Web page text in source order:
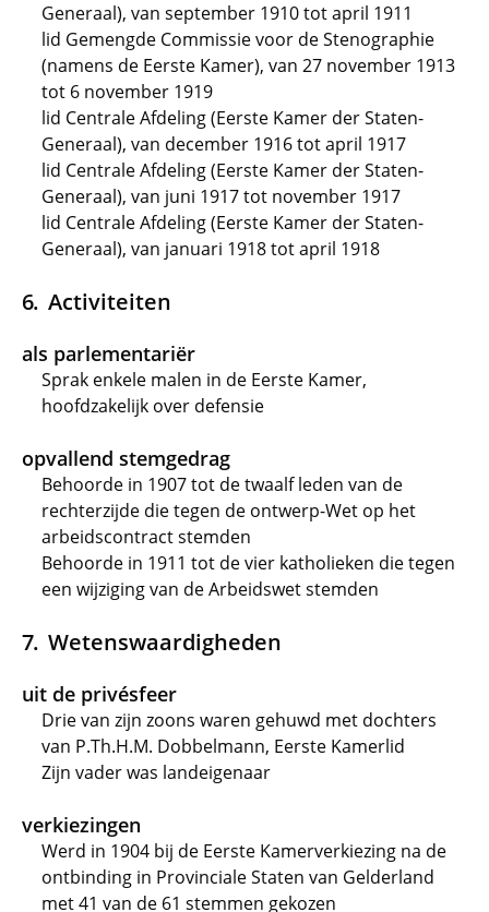
Generaal), van september 1910 tot april 1911
lid Gemengde Commissie voor de Stenographie
(namens de Eerste Kamer), van 27 november 1913
tot 6 november 1919
lid Centrale Afdeling (Eerste Kamer der Staten-
Generaal), van december 1916 tot april 1917
lid Centrale Afdeling (Eerste Kamer der Staten-
Generaal), van juni 1917 tot november 1917
lid Centrale Afdeling (Eerste Kamer der Staten-
Generaal), van januari 1918 tot april 1918
Activiteiten
als parlementariër
Sprak enkele malen in de Eerste Kamer,
hoofdzakelijk over defensie
opvallend stemgedrag
Behoorde in 1907 tot de twaalf leden van de
rechterzijde die tegen de ontwerp-Wet op het
arbeidscontract stemden
Behoorde in 1911 tot de vier katholieken die tegen
een wijziging van de Arbeidswet stemden
Wetenswaardigheden
uit de privésfeer
Drie van zijn zoons waren gehuwd met dochters
van P.Th.H.M. Dobbelmann, Eerste Kamerlid
Zijn vader was landeigenaar
verkiezingen
Werd in 1904 bij de Eerste Kamerverkiezing na de
ontbinding in Provinciale Staten van Gelderland
met 41 van de 61 stemmen gekozen